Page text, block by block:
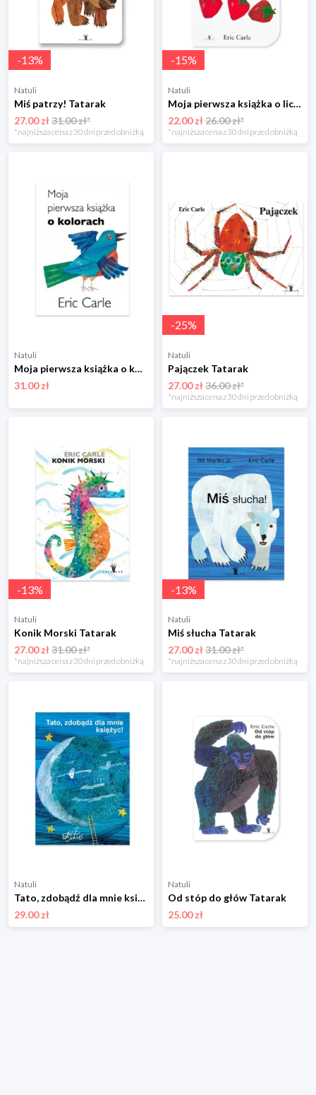
-13%
Natuli
Miś patrzy! Tatarak
27.00 zł31.00 zł*
*najniższa cena z 30 dni przed obniżką
-15%
Natuli
Moja pierwsza książka o liczbach Tatarak
22.00 zł26.00 zł*
*najniższa cena z 30 dni przed obniżką
Natuli
Moja pierwsza książka o kolorach Tatarak
31.00 zł
-25%
Natuli
Pajączek Tatarak
27.00 zł36.00 zł*
*najniższa cena z 30 dni przed obniżką
-13%
Natuli
Konik Morski Tatarak
27.00 zł31.00 zł*
*najniższa cena z 30 dni przed obniżką
-13%
Natuli
Miś słucha Tatarak
27.00 zł31.00 zł*
*najniższa cena z 30 dni przed obniżką
Natuli
Tato, zdobądź dla mnie księżyc Tatarak
29.00 zł
Natuli
Od stóp do głów Tatarak
25.00 zł